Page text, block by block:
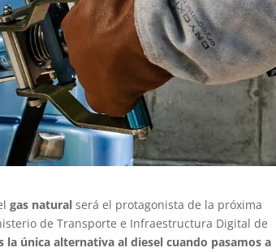
gas natural será el protagonista de la próxima
de Transporte e Infraestructura Digital de
la única alternativa al diesel cuando pasamos a